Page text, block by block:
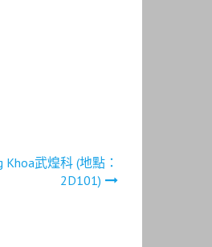
武煌科 (地點：
2D101)